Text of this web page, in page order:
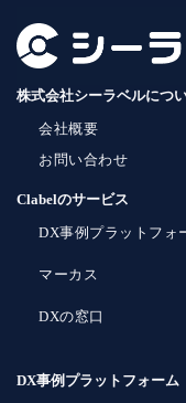
株式会社シーラベルにつ
会社概要
お問い合わせ
Clabelのサービス
DX事例プラットフォ
マーカス
DXの窓口
DX事例プラットフォーム